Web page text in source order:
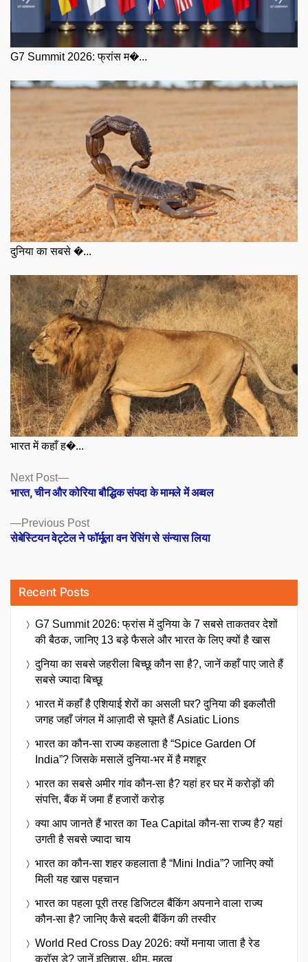
G7 Summit 2026: फ्रांस म�...
दुनिया का सबसे �...
भारत में कहाँ ह�...
Posts
navigation
Previous PostPrevious
post:
सेबेस्टियन वेट्टेल ने फॉर्मूला वन रेसिंग से संन्यास लिया
Next Post
Next
post:
भारत, चीन और कोरिया बौद्धिक संपदा के मामले में अव्वल
Recent Posts
G7 Summit 2026: फ्रांस में दुनिया के 7 सबसे ताकतवर देशों
की बैठक, जानिए 13 बड़े फैसले और भारत के लिए क्यों है खास
दुनिया का सबसे जहरीला बिच्छू कौन सा है?, जानें कहाँ पाए जाते हैं
सबसे ज्यादा बिच्छू
भारत में कहाँ है एशियाई शेरों का असली घर? दुनिया की इकलौती
जगह जहाँ जंगल में आज़ादी से घूमते हैं Asiatic Lions
भारत का कौन-सा राज्य कहलाता है “Spice Garden Of
India”? जिसके मसालें दुनिया-भर में है मशहूर
भारत का सबसे अमीर गांव कौन-सा है? यहां हर घर में करोड़ों की
संपत्ति, बैंक में जमा हैं हजारों करोड़
क्या आप जानते हैं भारत का Tea Capital कौन-सा राज्य है? यहां
उगती है सबसे ज्यादा चाय
भारत का कौन-सा शहर कहलाता है “Mini India”? जानिए क्यों
मिली यह खास पहचान
भारत का पहला पूरी तरह डिजिटल बैंकिंग अपनाने वाला राज्य
कौन-सा है? जानिए कैसे बदली बैंकिंग की तस्वीर
World Red Cross Day 2026: क्यों मनाया जाता है रेड
क्रॉस डे? जानें इतिहास, थीम, महत्व